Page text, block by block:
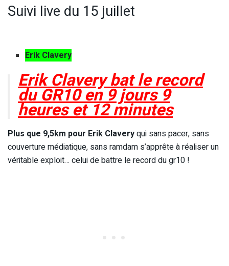
Suivi live du 15 juillet
Erik Clavery
Erik Clavery bat le record
du GR10 en 9 jours 9
heures et 12 minutes
Plus que 9,5km pour Erik Claveryqui sans pacer, sans
couverture médiatique, sans ramdam s’apprête à réaliser un
véritable exploit… celui de battre le record du gr10 !